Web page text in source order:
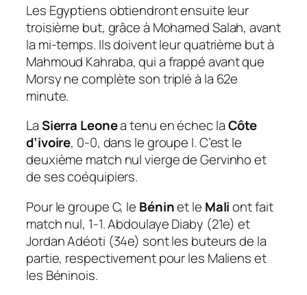
Les Egyptiens obtiendront ensuite leur
troisième but, grâce à Mohamed Salah, avant
la mi-temps. Ils doivent leur quatrième but à
Mahmoud Kahraba, qui a frappé avant que
Morsy ne complète son triplé à la 62e
minute.
LaSierra Leonea tenu en échec laCôte
d’ivoire, 0-0, dans le groupe I. C’est le
deuxième match nul vierge de Gervinho et
de ses coéquipiers.
Pour le groupe C, le Béninet le Maliont fait
match nul, 1-1. Abdoulaye Diaby (21e) et
Jordan Adéoti (34e) sont les buteurs de la
partie, respectivement pour les Maliens et
les Béninois.